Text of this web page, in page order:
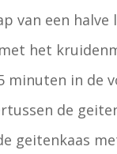
van een halve
het
minuten in de
de
geitenkaas